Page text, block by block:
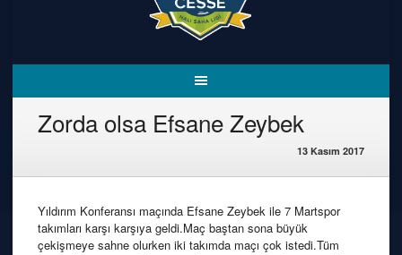
Zorda olsa Efsane Zeybek
13 Kasım 2017
Yıldırım Konferansı maçında Efsane Zeybek ile 7 Martspor
takımları karşı karşıya geldi.Maç baştan sona büyük
çekişmeye sahne olurken iki takımda maçı çok istedi.Tüm